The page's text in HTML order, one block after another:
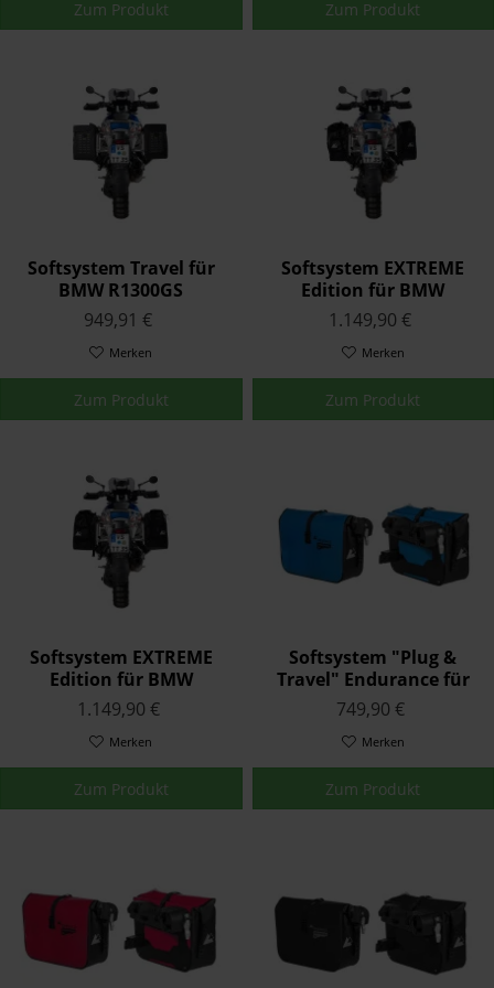
Zum Produkt Zum Produkt
Softsystem Travel für
BMW R1300GS
949,91 €
Merken
Zum Produkt
Softsystem EXTREME
Edition für BMW
R1300GS
1.149,90 €
Merken
Zum Produkt
Softsystem EXTREME
Edition für BMW
R1300GS
1.149,90 €
Merken
Zum Produkt
Softsystem "Plug &
Travel" Endurance für
BMW Variosystem BMW
R1300GS
749,90 €
Merken
Zum Produkt